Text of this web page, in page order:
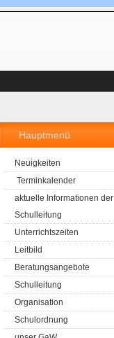
Hauptmenü
Neuigkeiten
Terminkalender
aktuelle Informationen der
Schulleitung
Unterrichtszeiten
Leitbild
Beratungsangebote
Schulleitung
Organisation
Schulordnung